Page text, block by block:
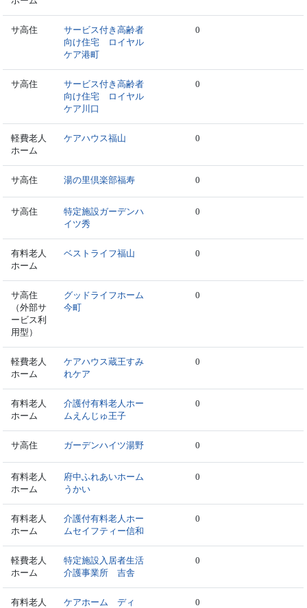
サ高住
サービス付き高齢者
向け住宅 ロイヤル
ケア港町
0
サ高住
サービス付き高齢者
向け住宅 ロイヤル
ケア川口
0
軽費老人
ホーム
ケアハウス福山 0
サ高住 湯の里倶楽部福寿 0
サ高住
特定施設ガーデンハ
イツ秀
0
有料老人
ホーム
ベストライフ福山 0
サ高住
（外部サ
ービス利
用型）
グッドライフホーム
今町
0
軽費老人
ホーム
ケアハウス蔵王すみ
れケア
0
有料老人
ホーム
介護付有料老人ホー
ムえんじゅ王子
0
サ高住 ガーデンハイツ湯野 0
有料老人
ホーム
府中ふれあいホーム
うかい
0
有料老人
ホーム
介護付有料老人ホー
ムセイフティー信和
0
軽費老人
ホーム
特定施設入居者生活
介護事業所 吉舎
0
有料老人
ケアホーム ディ
0